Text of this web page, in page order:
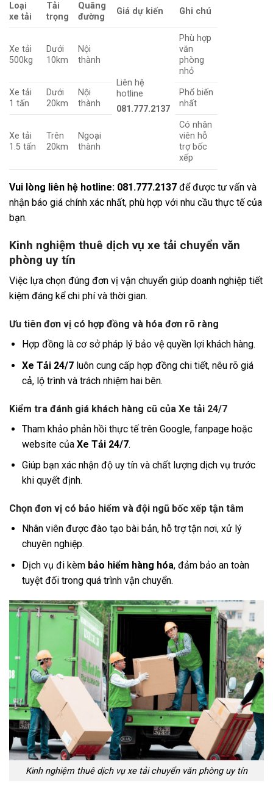
Loại
xe tải
Tải
trọng
Quãng
đường
Giá dự kiến Ghi chú
Xe tải
500kg
Dưới
10km
Nội
thành
Liên hệ
hotline
081.777.2137
Phù hợp
văn
phòng
nhỏ
Xe tải
1 tấn
Dưới
20km
Nội
thành
Phổ biến
nhất
Xe tải
1.5 tấn
Trên
20km
Ngoại
thành
Có nhân
viên hỗ
trợ bốc
xếp
Vui lòng liên hệ hotline: 081.777.2137 để được tư vấn và
nhận báo giá chính xác nhất, phù hợp với nhu cầu thực tế của
bạn.
Kinh nghiệm thuê dịch vụ xe tải chuyển văn
phòng uy tín
Việc lựa chọn đúng đơn vị vận chuyển giúp doanh nghiệp tiết
kiệm đáng kể chi phí và thời gian.
Ưu tiên đơn vị có hợp đồng và hóa đơn rõ ràng
Hợp đồng là cơ sở pháp lý bảo vệ quyền lợi khách hàng.
Xe Tải 24/7luôn cung cấp hợp đồng chi tiết, nêu rõ giá
cả, lộ trình và trách nhiệm hai bên.
Kiểm tra đánh giá khách hàng cũ của Xe tải 24/7
Tham khảo phản hồi thực tế trên Google, fanpage hoặc
website của Xe Tải 24/7.
Giúp bạn xác nhận độ uy tín và chất lượng dịch vụ trước
khi quyết định.
Chọn đơn vị có bảo hiểm và đội ngũ bốc xếp tận tâm
Nhân viên được đào tạo bài bản, hỗ trợ tận nơi, xử lý
chuyên nghiệp.
Dịch vụ đi kèm bảo hiểm hàng hóa, đảm bảo an toàn
tuyệt đối trong quá trình vận chuyển.
Kinh nghiệm thuê dịch vụ xe tải chuyển văn phòng uy tín